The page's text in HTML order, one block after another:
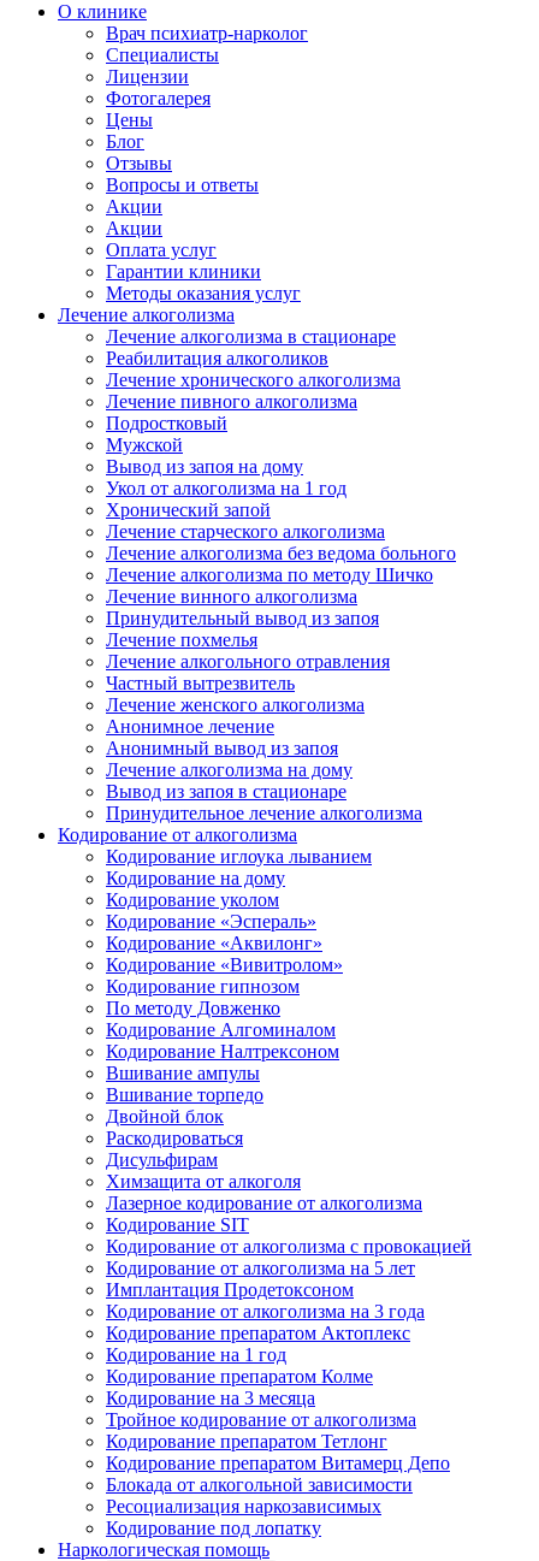
О клинике
Врач психиатр-нарколог
Специалисты
Лицензии
Фотогалерея
Цены
Блог
Отзывы
Вопросы и ответы
Акции
Акции
Оплата услуг
Гарантии клиники
Методы оказания услуг
Лечение алкоголизма
Лечение алкоголизма в стационаре
Реабилитация алкоголиков
Лечение хронического алкоголизма
Лечение пивного алкоголизма
Подростковый
Мужской
Вывод из запоя на дому
Укол от алкоголизма на 1 год
Хронический запой
Лечение старческого алкоголизма
Лечение алкоголизма без ведома больного
Лечение алкоголизма по методу Шичко
Лечение винного алкоголизма
Принудительный вывод из запоя
Лечение похмелья
Лечение алкогольного отравления
Частный вытрезвитель
Лечение женского алкоголизма
Анонимное лечение
Анонимный вывод из запоя
Лечение алкоголизма на дому
Вывод из запоя в стационаре
Принудительное лечение алкоголизма
Кодирование от алкоголизма
Кодирование иглоука лыванием
Кодирование на дому
Кодирование уколом
Кодирование «Эспераль»
Кодирование «Аквилонг»
Кодирование «Вивитролом»
Кодирование гипнозом
По методу Довженко
Кодирование Алгоминалом
Кодирование Налтрексоном
Вшивание ампулы
Вшивание торпедо
Двойной блок
Раскодироваться
Дисульфирам
Химзащита от алкоголя
Лазерное кодирование от алкоголизма
Кодирование SIT
Кодирование от алкоголизма с провокацией
Кодирование от алкоголизма на 5 лет
Имплантация Продетоксоном
Кодирование от алкоголизма на 3 года
Кодирование препаратом Актоплекс
Кодирование на 1 год
Кодирование препаратом Колме
Кодирование на 3 месяца
Тройное кодирование от алкоголизма
Кодирование препаратом Тетлонг
Кодирование препаратом Витамерц Депо
Блокада от алкогольной зависимости
Ресоциализация наркозависимых
Кодирование под лопатку
Наркологическая помощь